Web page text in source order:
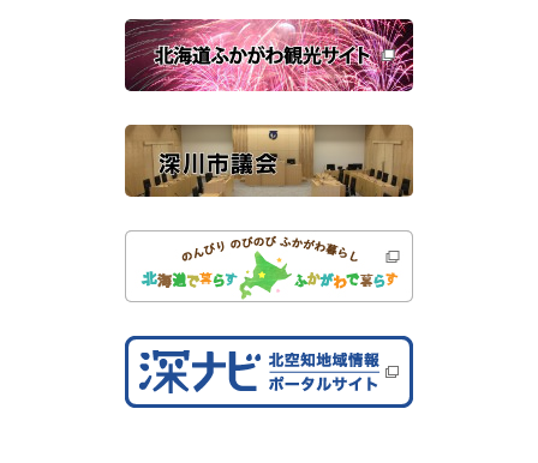
開
き
ま
す
）